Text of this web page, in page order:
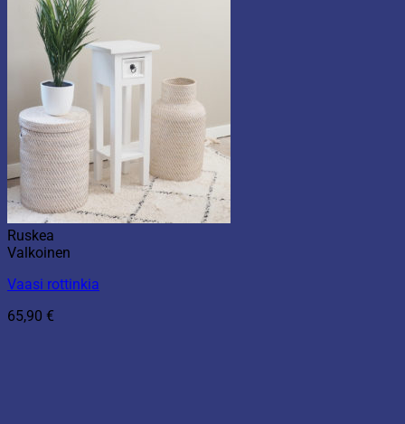
Ruskea
Valkoinen
Vaasi rottinkia
65,90 €